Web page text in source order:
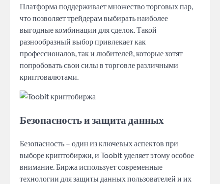
Платформа поддерживает множество торговых пар,
что позволяет трейдерам выбирать наиболее
выгодные комбинации для сделок. Такой
разнообразный выбор привлекает как
профессионалов, так и любителей, которые хотят
попробовать свои силы в торговле различными
криптовалютами.
Безопасность и защита данных
Безопасность – один из ключевых аспектов при
выборе криптобиржи, и Toobit уделяет этому особое
внимание. Биржа использует современные
технологии для защиты данных пользователей и их